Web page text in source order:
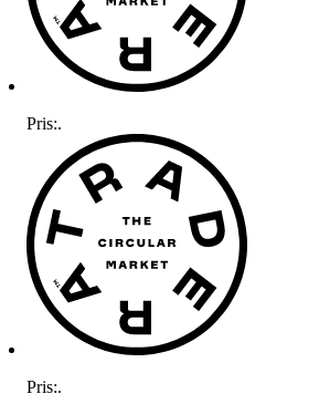
Pris:.
Pris:.